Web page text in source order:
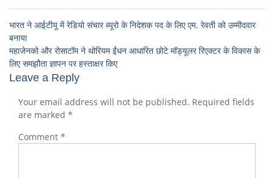
भारत ने आईटीयू में रेडियो संचार ब्यूरो के निदेशक पद के लिए एम. रेवती को उम्मीदवार
बनाया
महाजेनको और रोसाटॉम ने थोरियम ईंधन आधारित छोटे मॉड्यूलर रिएक्टर के विकास के
लिए समझौता ज्ञापन पर हस्ताक्षर किए
Leave a Reply
Your email address will not be published. Required fields
are marked *
Comment *